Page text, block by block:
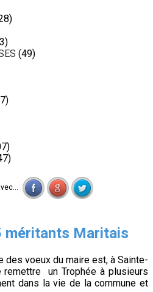
(49)
méritants Maritais
des voeux du maire est, à Sainte-
remettre un Trophée à plusieurs
dans la vie de la commune et